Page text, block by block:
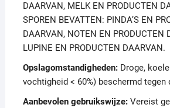
DAARVAN, MELK EN PRODUCTEN
SPOREN BEVATTEN: PINDA’S EN
DAARVAN, NOTEN EN PRODUCTEN
LUPINE EN PRODUCTEN DAARVAN.
Opslagomstandigheden:Droge, koele
vochtigheid < 60%) beschermd
Aanbevolen gebruikswijze:Vereist